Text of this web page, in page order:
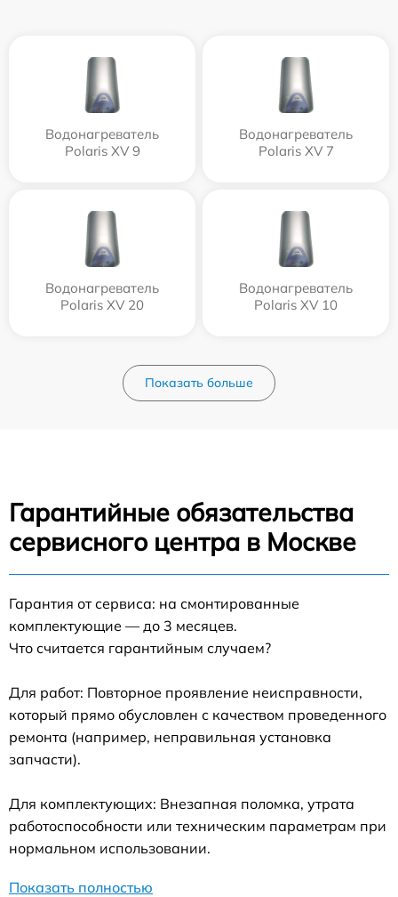
Водонагреватель
Polaris XV 9
Водонагреватель
Polaris XV 7
Водонагреватель
Polaris XV 20
Водонагреватель
Polaris XV 10
Показать больше
Гарантийные обязательства
сервисного центра в Москве
Гарантия от сервиса: на смонтированные
комплектующие — до 3 месяцев.
Что считается гарантийным случаем?
Для работ: Повторное проявление неисправности,
который прямо обусловлен с качеством проведенного
ремонта (например, неправильная установка
запчасти).
Для комплектующих: Внезапная поломка, утрата
работоспособности или техническим параметрам при
нормальном использовании.
Показать полностью